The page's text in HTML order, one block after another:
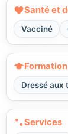
Santé et
Vacciné
Dressé aux
Services